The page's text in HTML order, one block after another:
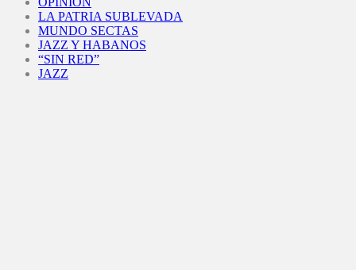
LA PATRIA SUBLEVADA
MUNDO SECTAS
JAZZ Y HABANOS
“SIN RED”
JAZZ